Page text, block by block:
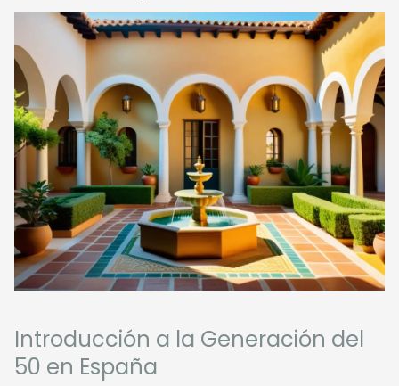
Introducción a la Generación del
50 en España